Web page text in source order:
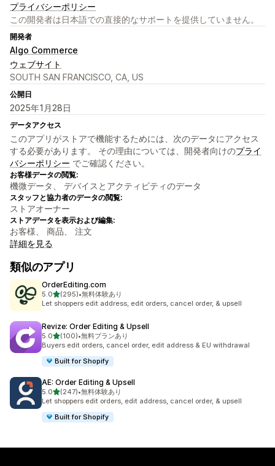
プライバシーポリシー
この開発者は日本語での直接的なサポートを提供していません。
開発者
Algo Commerce
ウェブサイト
SOUTH SAN FRANCISCO, CA, US
公開日
2025年1月28日
データアクセス
このアプリがストアで機能するためには、次のデータにアクセス
する必要があります。 その理由については、開発者向けのプライ
バシーポリシー でご確認ください。
お客様データの閲覧:
機微データ、 デバイスとアクティビティのデータ
スタッフと協力者のデータの閲覧:
ストアオーナー
ストアデータを表示および編集:
お客様、 商品、 注文
詳細を見る
類似のアプリ
OrderEditing.com
5.05つ星中
(295)
合計レビュー数：295件
•無料体験あり
Let shoppers edit address, edit orders, cancel order, & upsell
Revize: Order Editing & Upsell
5.05つ星中
(100)
合計レビュー数：100件
•無料プランあり
Buyers edit orders, cancel order, edit address & EU withdrawal
Built for Shopify
AE: Order Editing & Upsell
5.05つ星中
(247)
合計レビュー数：247件
•無料体験あり
Let shoppers edit orders, edit address, cancel order, & upsell
Built for Shopify